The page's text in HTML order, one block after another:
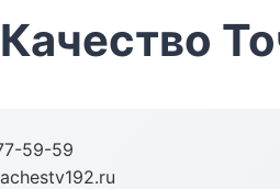
59-59